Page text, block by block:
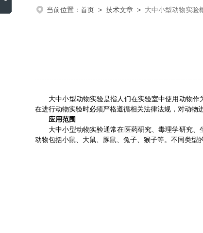
当前位置： 首页 > 技术文章 > 大中小型动物实验
大中小型动物实验是指人们在实验室中使用动物作
在进行动物实验时必须严格遵循相关法律法规，对动物
应用范围
大中小型动物实验通常在医药研究、毒理学研究、
动物包括小鼠、大鼠、豚鼠、兔子、猴子等。不同类型